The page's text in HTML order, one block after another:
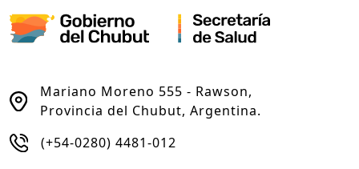
Mariano Moreno 555 - Rawson,
Provincia del Chubut, Argentina.
(+54-0280) 4481-012